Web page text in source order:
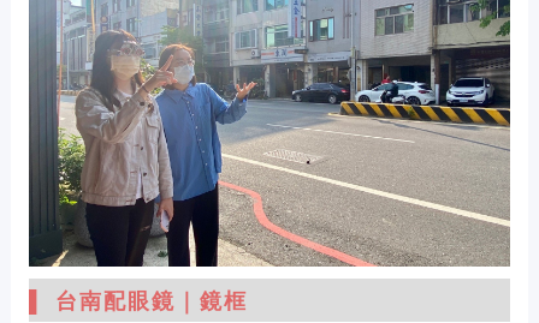
▌ 台南配眼鏡｜鏡框